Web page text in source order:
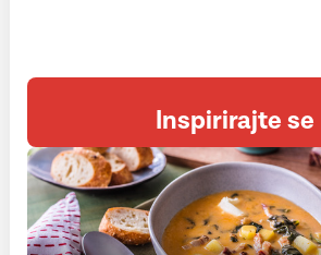
Inspirirajte se